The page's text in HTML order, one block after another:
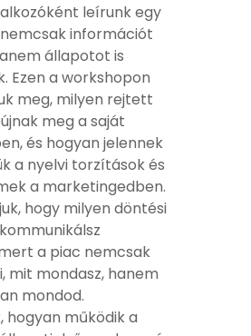
leírunk egy
információt
állapotot is
Ezen a workshopon
meg, milyen rejtett
meg a saját
és hogyan jelennek
a nyelvi torzítások és
a marketingedben.
hogy milyen döntési
a piac nemcsak
mit mondasz, hanem
mondod.
hogyan működik a